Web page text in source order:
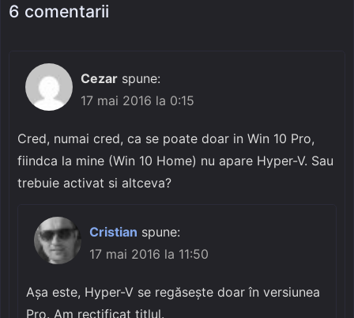
6 comentarii
Cezar spune:
17 mai 2016 la 0:15
Cred, numai cred, ca se poate doar in Win 10 Pro,
fiindca la mine (Win 10 Home) nu apare Hyper-V. Sau
trebuie activat si altceva?
Cristian spune:
17 mai 2016 la 11:50
Așa este, Hyper-V se regăsește doar în versiunea
Pro. Am rectificat titlul.